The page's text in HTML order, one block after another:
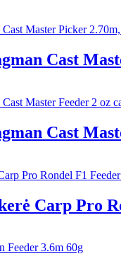
Cast
Cast
Carp Pro